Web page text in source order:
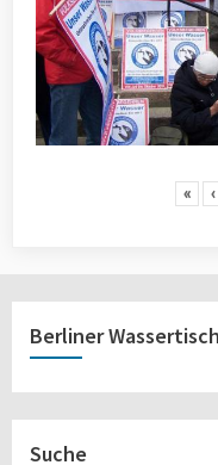
« ‹
Berliner
Suche